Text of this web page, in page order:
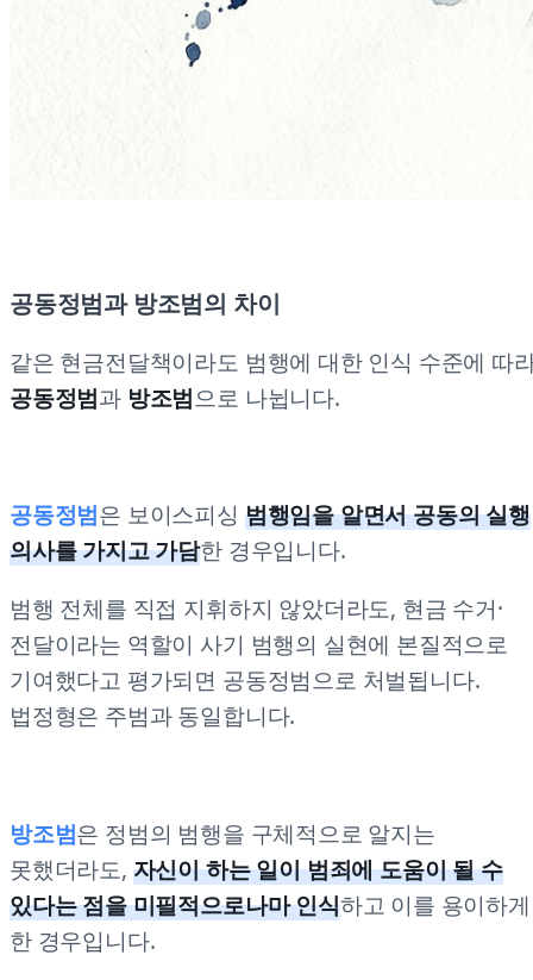
공동정범과 방조범의 차이
같은 현금전달책이라도 범행에 대한 인식 수준에 따
공동정범과 방조범으로 나뉩니다.
공동정범은 보이스피싱 범행임을 알면서 공동의 실행
의사를 가지고 가담한 경우입니다.
범행 전체를 직접 지휘하지 않았더라도, 현금 수거·
전달이라는 역할이 사기 범행의 실현에 본질적으로
기여했다고 평가되면 공동정범으로 처벌됩니다.
법정형은 주범과 동일합니다.
방조범은 정범의 범행을 구체적으로 알지는
못했더라도, 자신이 하는 일이 범죄에 도움이 될 수
있다는 점을 미필적으로나마 인식하고 이를 용이하게
한 경우입니다.